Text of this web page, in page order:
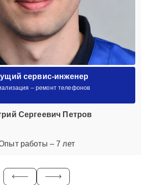
сервис-инженер
– ремонт телефонов
Сергеевич Петров
работы – 7 лет